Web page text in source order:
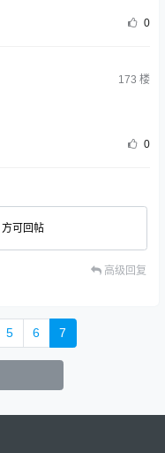
0
173 楼
0
方可回帖
高级回复
5 6 7